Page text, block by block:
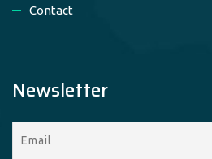
Contact
Newsletter